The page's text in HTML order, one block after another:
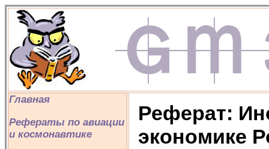
Главная
Рефераты по авиации
и космонавтике
Реферат:
экономике